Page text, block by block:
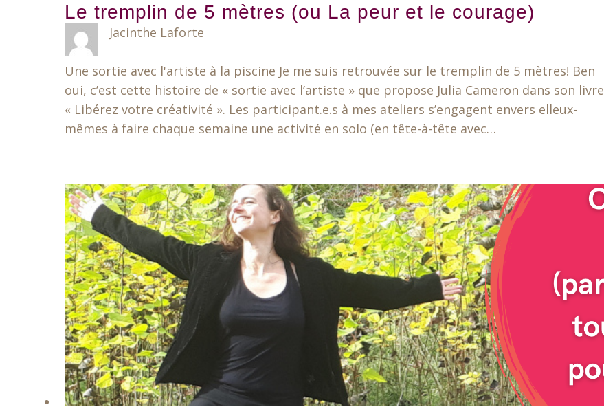
Le tremplin de 5 mètres (ou La peur et le courage)
Jacinthe Laforte
Une sortie avec l'artiste à la piscine Je me suis retrouvée sur le tremplin de 5 mètres! Ben
oui, c’est cette histoire de « sortie avec l’artiste » que propose Julia Cameron dans son livre
« Libérez votre créativité ». Les participant.e.s à mes ateliers s’engagent envers elleux-
mêmes à faire chaque semaine une activité en solo (en tête-à-tête avec…